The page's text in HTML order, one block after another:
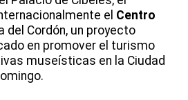
el Centro
del Cordón, un proyecto
en promover el turismo
museísticas en la Ciudad